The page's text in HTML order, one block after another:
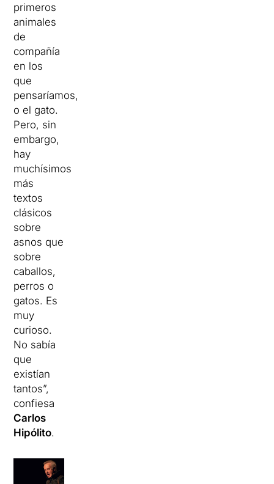
primeros
animales
de
compañía
en los
que
pensaríamos,
o el gato.
Pero, sin
embargo,
hay
muchísimos
más
textos
clásicos
sobre
asnos que
sobre
caballos,
perros o
gatos. Es
muy
curioso.
No sabía
que
existían
tantos”,
confiesa
Carlos
Hipólito.